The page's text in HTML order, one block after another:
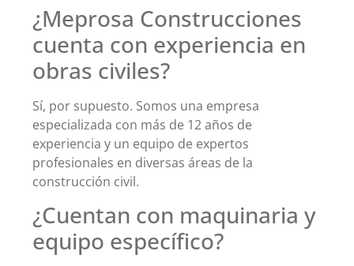
¿Meprosa Construcciones
cuenta con experiencia en
obras civiles?
Sí, por supuesto. Somos una empresa
especializada con más de 12 años de
experiencia y un equipo de expertos
profesionales en diversas áreas de la
construcción civil.
¿Cuentan con maquinaria y
equipo específico?